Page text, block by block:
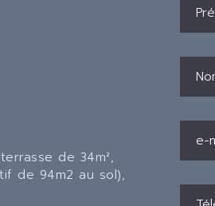
de 34m²,
de 94m2 au sol),